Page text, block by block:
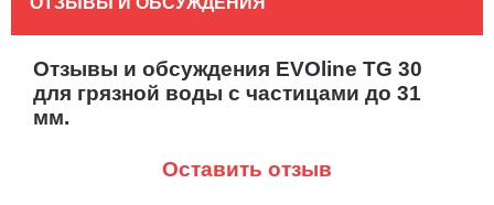
Отзывы и обсуждения EVOline TG 30
для грязной воды с частицами до 31
мм.
Оставить отзыв